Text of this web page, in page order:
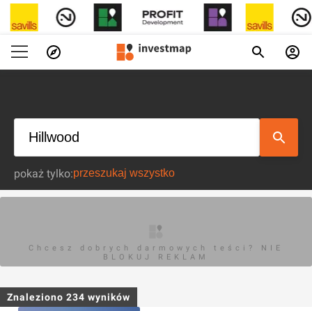
pokaż tylko:
Chcesz dobrych darmowych teści? NIE
BLOKUJ REKLAM
Znaleziono 234 wyników